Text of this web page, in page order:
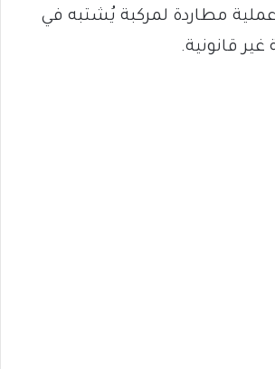
عملية مطاردة لمركبة يُشتبه في
قانونية.